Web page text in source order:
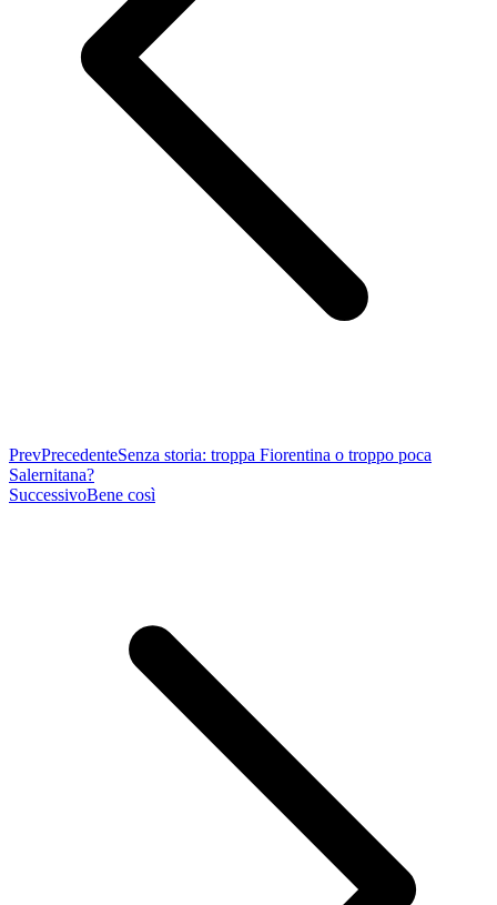
PrevPrecedenteSenza storia: troppa Fiorentina o troppo poca
Salernitana?
SuccessivoBene così